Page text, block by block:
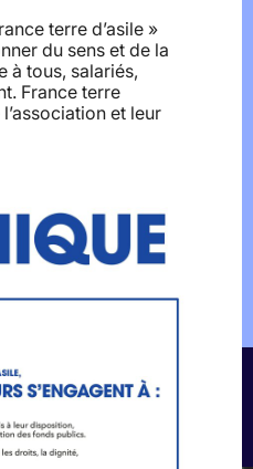
terre d’asile »
du sens et de la
à tous, salariés,
France terre
et leur